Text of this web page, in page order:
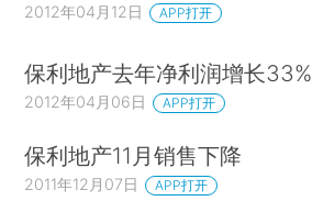
2012年04月12日 APP打开
保利地产去年净利润增长33%
2012年04月06日 APP打开
保利地产11月销售下降
2011年12月07日 APP打开